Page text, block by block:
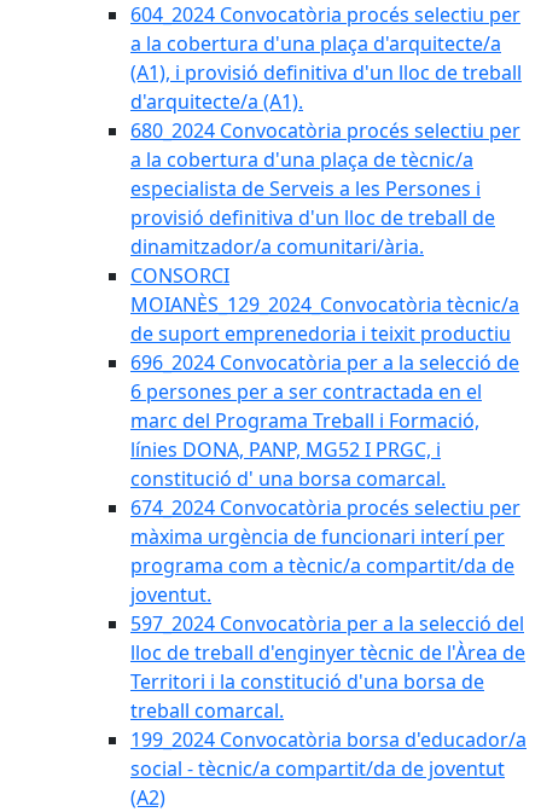
604_2024 Convocatòria procés selectiu per
a la cobertura d'una plaça d'arquitecte/a
(A1), i provisió definitiva d'un lloc de treball
d'arquitecte/a (A1).
680_2024 Convocatòria procés selectiu per
a la cobertura d'una plaça de tècnic/a
especialista de Serveis a les Persones i
provisió definitiva d'un lloc de treball de
dinamitzador/a comunitari/ària.
CONSORCI
MOIANÈS_129_2024_Convocatòria tècnic/a
de suport emprenedoria i teixit productiu
696_2024 Convocatòria per a la selecció de
6 persones per a ser contractada en el
marc del Programa Treball i Formació,
línies DONA, PANP, MG52 I PRGC, i
constitució d' una borsa comarcal.
674_2024 Convocatòria procés selectiu per
màxima urgència de funcionari interí per
programa com a tècnic/a compartit/da de
joventut.
597_2024 Convocatòria per a la selecció del
lloc de treball d'enginyer tècnic de l'Àrea de
Territori i la constitució d'una borsa de
treball comarcal.
199_2024 Convocatòria borsa d'educador/a
social - tècnic/a compartit/da de joventut
(A2)